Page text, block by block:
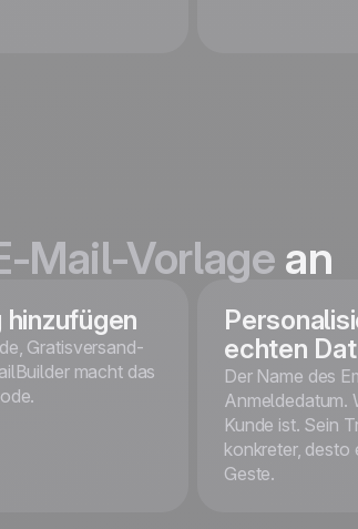
Mail-Vorlage an
hinzufügen
Gratisversand-
macht das
echten
Der Name des
Anmeldedatum.
Kunde ist. Sein
konkreter, desto
Geste.